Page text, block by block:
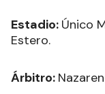
Estadio: Único
Estero.
Árbitro: